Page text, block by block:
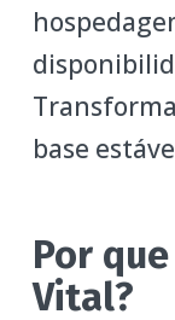
base
Por
Vital?